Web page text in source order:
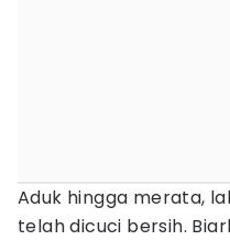
Aduk hingga merata,
telah dicuci bersih.